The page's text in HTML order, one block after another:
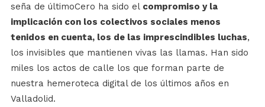
seña de últimoCero ha sido el compromiso y la
implicación con los colectivos sociales menos
tenidos en cuenta, los de las imprescindibles luchas,
los invisibles que mantienen vivas las llamas. Han sido
miles los actos de calle los que forman parte de
nuestra hemeroteca digital de los últimos años en
Valladolid.